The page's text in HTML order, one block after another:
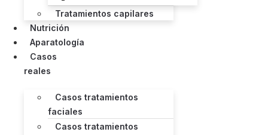
Tratamientos capilares
Nutrición
Aparatología
Casos
reales
Casos tratamientos
faciales
Casos tratamientos